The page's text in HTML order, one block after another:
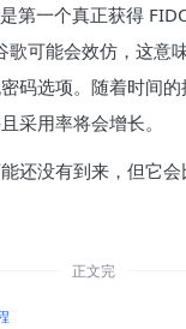
第一个真正获得
歌可能会效仿，这意
码选项。随着时间
采用率将会增长。
还没有到来，但它
正文完